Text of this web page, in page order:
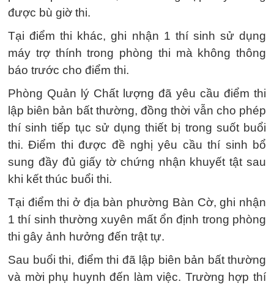
được bù giờ thi.
Tại điểm thi khác, ghi nhận 1 thí sinh sử dụng
máy trợ thính trong phòng thi mà không thông
báo trước cho điểm thi.
Phòng Quản lý Chất lượng đã yêu cầu điểm thi
lập biên bản bất thường, đồng thời vẫn cho phép
thí sinh tiếp tục sử dụng thiết bị trong suốt buổi
thi. Điểm thi được đề nghị yêu cầu thí sinh bổ
sung đầy đủ giấy tờ chứng nhận khuyết tật sau
khi kết thúc buổi thi.
Tại điểm thi ở địa bàn phường Bàn Cờ, ghi nhận
1 thí sinh thường xuyên mất ổn định trong phòng
thi gây ảnh hưởng đến trật tự.
Sau buổi thi, điểm thi đã lập biên bản bất thường
và mời phụ huynh đến làm việc. Trường hợp thí